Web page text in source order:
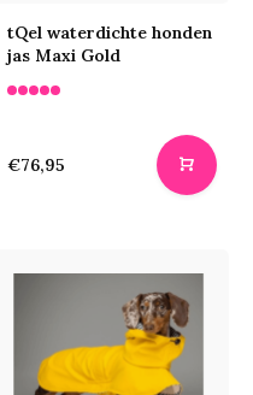
tQel waterdichte honden
jas Maxi Gold
€76,95